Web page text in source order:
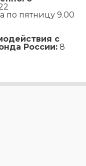
по пятницу 9.00
с
России: 8